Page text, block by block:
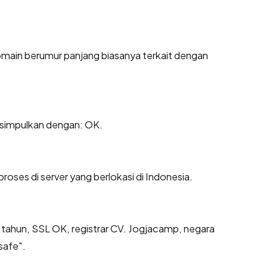
berumur panjang biasanya terkait dengan
dengan: OK.
di server yang berlokasi di Indonesia.
SSL OK, registrar CV. Jogjacamp, negara